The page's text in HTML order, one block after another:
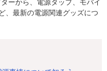
ーから、電源タップ、モバイ
、最新の電源関連グッズにつ